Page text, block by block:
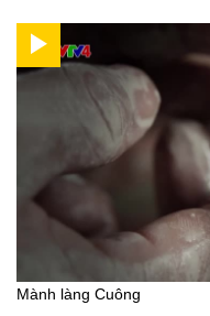
Mành làng Cuông